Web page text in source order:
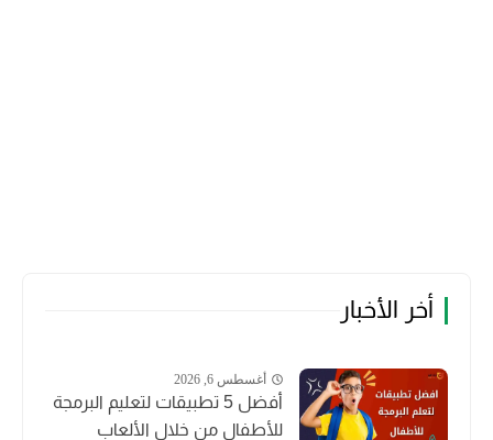
أخر الأخبار
أغسطس 6, 2026
أفضل 5 تطبيقات لتعليم البرمجة
للأطفال من خلال الألعاب